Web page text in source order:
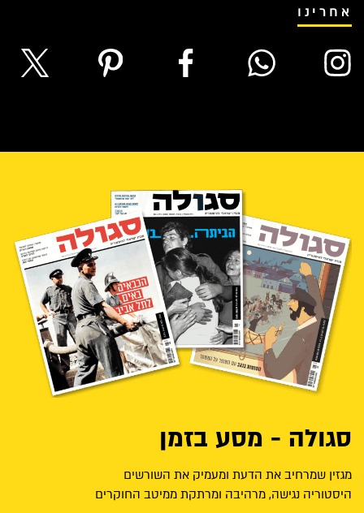
אחרינו
סגולה - מסע בזמן
מגזין שמרחיב את הדעת ומעמיק את השורשים
היסטוריה נגישה, מרהיבה ומרתקת ממיטב החוקרים